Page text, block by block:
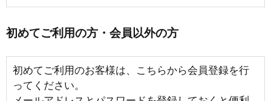
初めてご利用の方・会員以外の方
初めてご利用のお客様は、こちらから会員登録を行
ってください。